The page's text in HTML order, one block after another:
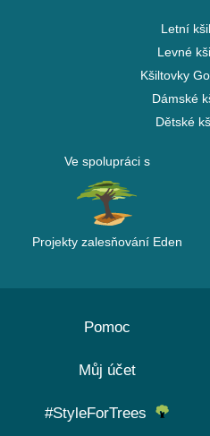
Letní
Levné
Kšiltovky
Dámské
Dětské
Ve spolupráci s
Projekty zalesňování Eden
Pomoc
Můj účet
#StyleForTrees